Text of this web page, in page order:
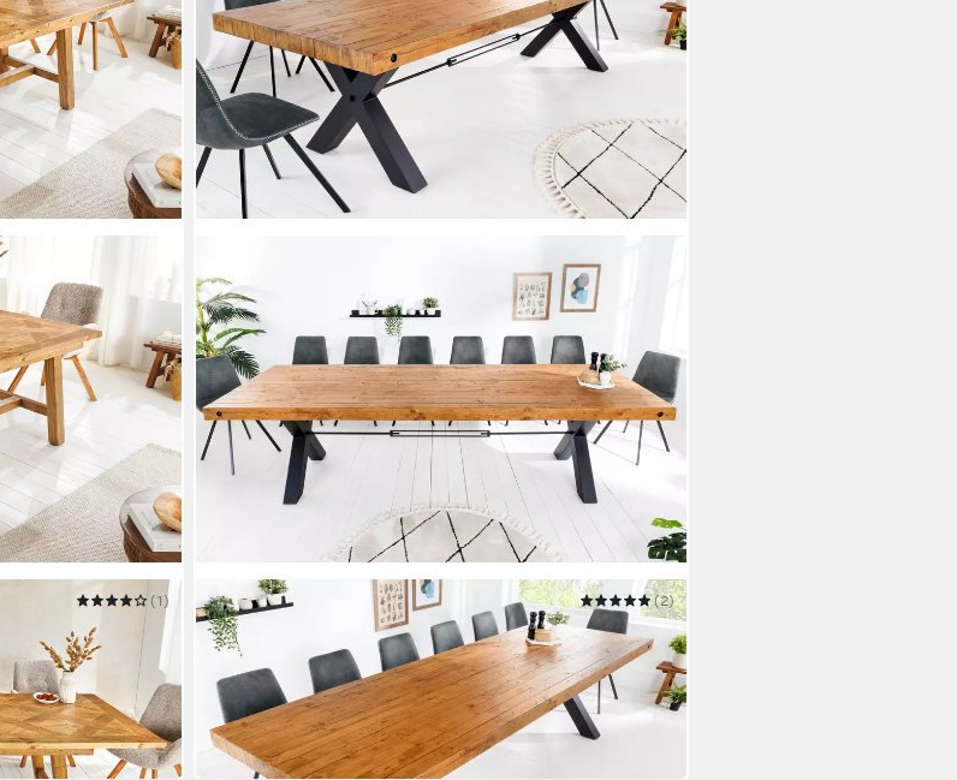
(1)
RIESS-AMBIENTE
Esstisch THOR 300cm vintage braun/schwarz - reyceltes
Pinienholz, X-Gestell
Mehrere Größen
(2)
999,95 €
in 7-9 Werktagen bei dir